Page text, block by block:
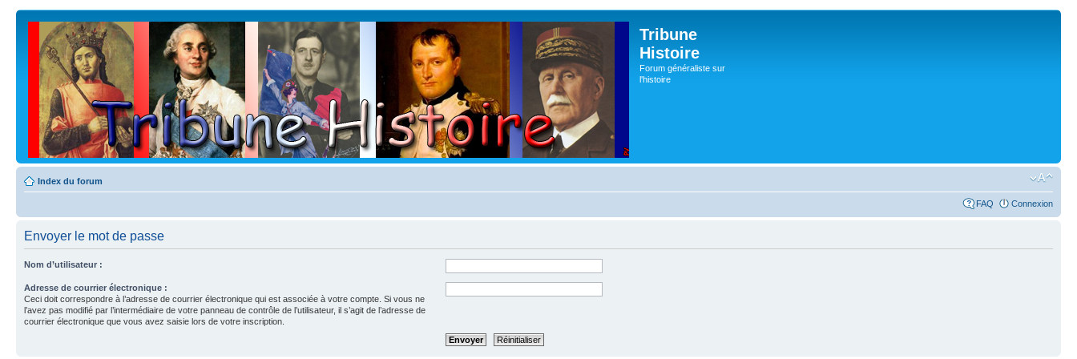
Tribune
Histoire
Forum généraliste sur
l'histoire
Index du forum
FAQ Connexion
Envoyer le mot de passe
Nom d’utilisateur :
Adresse de courrier électronique :
Ceci doit correspondre à l’adresse de courrier électronique qui est associée à votre compte. Si vous ne
l’avez pas modifié par l’intermédiaire de votre panneau de contrôle de l’utilisateur, il s’agit de l’adresse de
courrier électronique que vous avez saisie lors de votre inscription.